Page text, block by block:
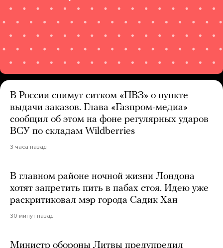
В России снимут ситком «ПВЗ» о пункте
выдачи заказов. Глава «Газпром-медиа»
сообщил об этом на фоне регулярных ударов
ВСУ по складам Wildberries
3 часа назад
В главном районе ночной жизни Лондона
хотят запретить пить в пабах стоя. Идею уже
раскритиковал мэр города Садик Хан
30 минут назад
Министр обороны Литвы предупредил